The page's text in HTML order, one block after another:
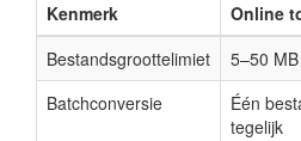
Kenmerk Online
Bestandsgroottelimiet
5–50 MB
Batchconversie
Één
tegelijk